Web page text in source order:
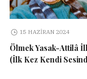
15 HAZIRAN 2024
Ölmek Yasak-Attilâ
(İlk Kez Kendi